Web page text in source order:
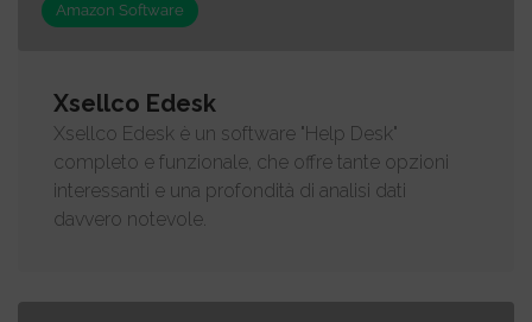
Amazon Software
Xsellco Edesk
Xsellco Edesk è un software "Help Desk"
completo e funzionale, che offre tante opzioni
interessanti e una profondità di analisi dati
davvero notevole.